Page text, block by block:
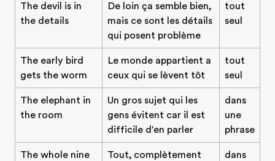
The devil is in
the details
De loin ça semble bien,
mais ce sont les détails
qui posent problème
tout
seul
The early bird
gets the worm
Le monde appartient a
ceux qui se lèvent tôt
tout
seul
The elephant in
the room
Un gros sujet qui les
gens évitent car il est
difficile d'en parler
dans
une
phrase
The whole nine
Tout, complètement
dans